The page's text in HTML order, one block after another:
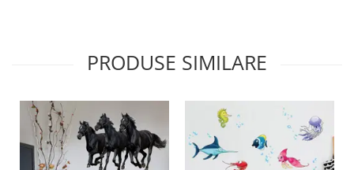
PRODUSE SIMILARE